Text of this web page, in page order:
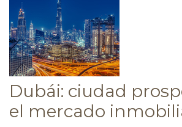
Dubái: ciudad
el mercado